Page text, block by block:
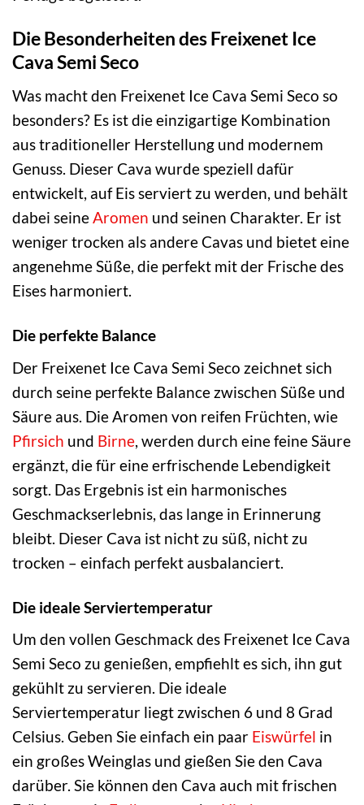
Die Besonderheiten des Freixenet Ice
Cava Semi Seco
Was macht den Freixenet Ice Cava Semi Seco so
besonders? Es ist die einzigartige Kombination
aus traditioneller Herstellung und modernem
Genuss. Dieser Cava wurde speziell dafür
entwickelt, auf Eis serviert zu werden, und behält
dabei seineAromen und seinen Charakter. Er ist
weniger trocken als andere Cavas und bietet eine
angenehme Süße, die perfekt mit der Frische des
Eises harmoniert.
Die perfekte Balance
Der Freixenet Ice Cava Semi Seco zeichnet sich
durch seine perfekte Balance zwischen Süße und
Säure aus. Die Aromen von reifen Früchten, wie
Pfirsich und Birne , werden durch eine feine Säure
ergänzt, die für eine erfrischende Lebendigkeit
sorgt. Das Ergebnis ist ein harmonisches
Geschmackserlebnis, das lange in Erinnerung
bleibt. Dieser Cava ist nicht zu süß, nicht zu
trocken – einfach perfekt ausbalanciert.
Die ideale Serviertemperatur
Um den vollen Geschmack des Freixenet Ice Cava
Semi Seco zu genießen, empfiehlt es sich, ihn gut
gekühlt zu servieren. Die ideale
Serviertemperatur liegt zwischen 6 und 8 Grad
Celsius. Geben Sie einfach ein paar Eiswürfel in
ein großes Weinglas und gießen Sie den Cava
darüber. Sie können den Cava auch mit frischen